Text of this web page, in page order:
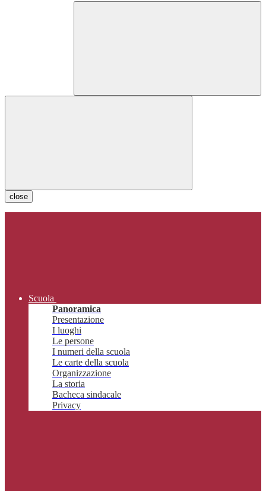
close
Scuola
Panoramica
Presentazione
I luoghi
Le persone
I numeri della scuola
Le carte della scuola
Organizzazione
La storia
Bacheca sindacale
Privacy